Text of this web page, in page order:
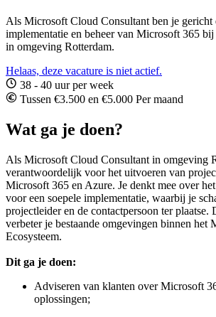
Als Microsoft Cloud Consultant ben je gericht
implementatie en beheer van Microsoft 365
in omgeving Rotterdam.
Helaas, deze vacature is niet actief.
38 - 40 uur per week
Tussen €3.500 en €5.000 Per maand
Wat ga je doen?
Als Microsoft Cloud Consultant in omgeving
verantwoordelijk voor het uitvoeren van
Microsoft 365 en Azure. Je denkt mee over
voor een soepele implementatie, waarbij je
projectleider en de contactpersoon ter plaatse.
verbeter je bestaande omgevingen binnen het
Ecosysteem.
Dit ga je doen:
Adviseren van klanten over Microsoft
oplossingen;